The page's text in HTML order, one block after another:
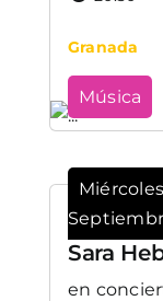
Granada
Música
Sara
en